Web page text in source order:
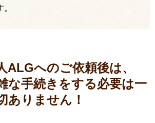
ALGへのご依頼後は、
な手続きをする必要は一
ありません！